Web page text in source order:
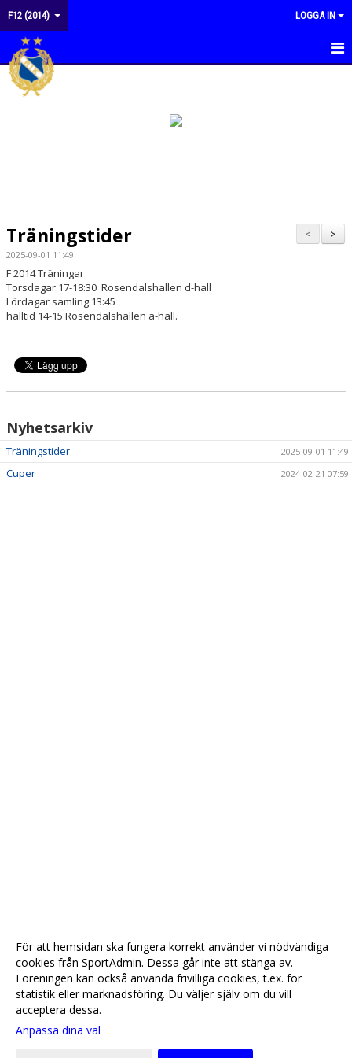
F12 (2014) LOGGA IN
HEM
BILDGALLERI
DOKUMENT
KONTAKT
>
<
Träningstider
2025-09-01 11:49
F 2014 Träningar
Torsdagar 17-18:30 Rosendalshallen d-hall
Lördagar samling 13:45
halltid 14-15 Rosendalshallen a-hall.
Nyhetsarkiv
Träningstider 2025-09-01 11:49
Cuper 2024-02-21 07:59
För att hemsidan ska fungera korrekt använder vi nödvändiga
cookies från SportAdmin. Dessa går inte att stänga av.
Föreningen kan också använda frivilliga cookies, t.ex. för
statistik eller marknadsföring. Du väljer själv om du vill
acceptera dessa.
Anpassa dina val